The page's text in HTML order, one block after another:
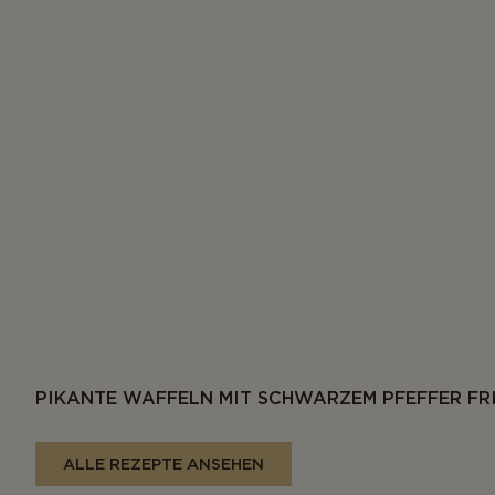
PIKANTE WAFFELN MIT SCHWARZEM PFEFFER
ALLE REZEPTE ANSEHEN